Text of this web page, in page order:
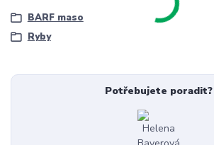
BARF maso
Ryby
Potřebujete poradit?